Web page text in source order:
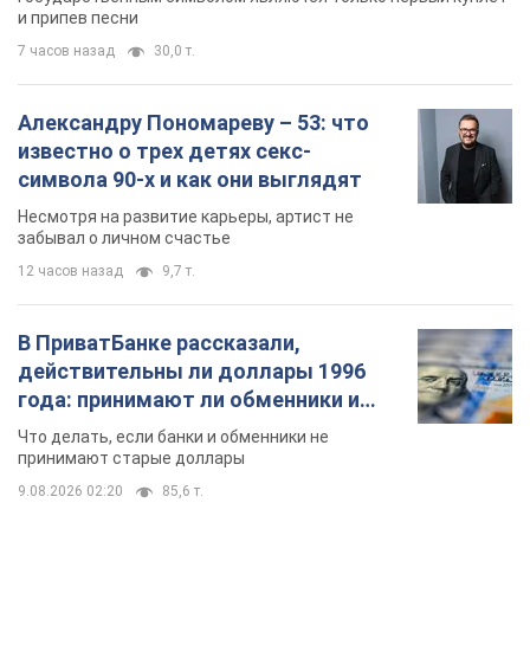
действительны ли доллары 1996
года: принимают ли обменники и
банки такие купюры
принимают старые доллары